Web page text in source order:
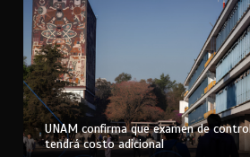
UNAM confirma que examen de
tendrá costo adicional